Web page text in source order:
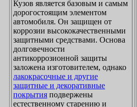
Кузов является базовым и самым
дорогостоящим элементом
автомобиля. Он защищен от
коррозии высококачественными
защитными средствами. Основа
долговечности
антикоррозионной защиты
заложена изготовителем, однако
лакокрасочные и другие
защитные и декоративные
покрытия подвержены
естественному старению и